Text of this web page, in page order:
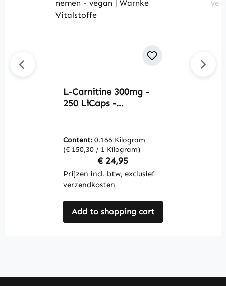
L-Carnitine 300mg -
250 LiCaps -
Warnke Vitalstoffe
Content: 0.166 Kilogram
(€ 150,30 / 1 Kilogram)
Regular price:
€ 24,95
Prijzen incl. btw, exclusief
verzendkosten
Add to shopping cart